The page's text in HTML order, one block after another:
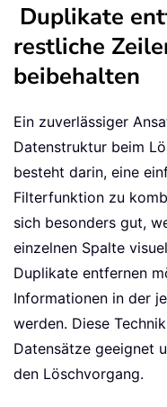
Duplikate
restliche
beibehalten
Ein zuverlässiger
Datenstruktur beim
besteht darin, eine
Filterfunktion zu
sich besonders gut,
einzelnen Spalte
Duplikate entfernen
Informationen in der
werden. Diese
Datensätze geeignet
den Löschvorgang.